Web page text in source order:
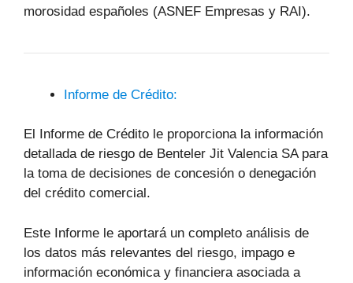
morosidad españoles (ASNEF Empresas y RAI).
Informe de Crédito:
El Informe de Crédito le proporciona la información
detallada de riesgo de Benteler Jit Valencia SA para
la toma de decisiones de concesión o denegación
del crédito comercial.
Este Informe le aportará un completo análisis de
los datos más relevantes del riesgo, impago e
información económica y financiera asociada a